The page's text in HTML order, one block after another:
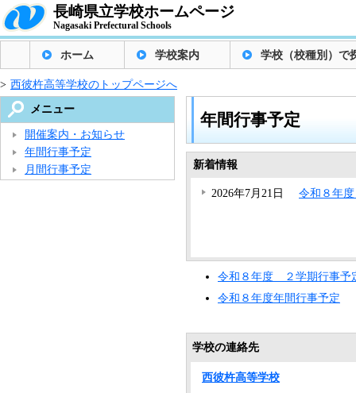
長崎県立学校ホームページ
Nagasaki Prefectural Schools
ホーム 学校案内 学校（校種別）で
> 西彼杵高等学校のトップページへ
年間行事予定
新着情報
2026年7月21日 令和８年
令和８年度 ２学期行事予
令和８年度年間行事予定
学校の連絡先
西彼杵高等学校
メニュー
開催案内・お知らせ
年間行事予定
月間行事予定